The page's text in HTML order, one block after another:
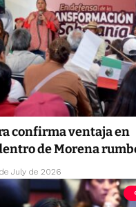
confirma ventaja en
de Morena
July de 2026